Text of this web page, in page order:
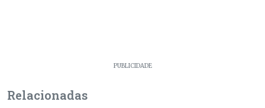
PUBLICIDADE
Relacionadas